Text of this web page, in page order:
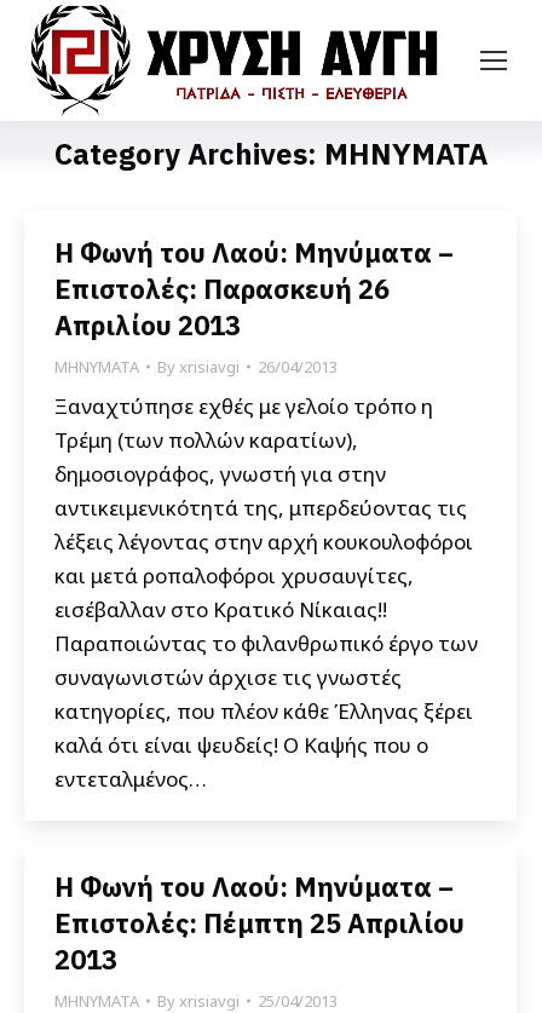
Category Archives: ΜΗΝΥΜΑΤΑ
Η Φωνή του Λαού: Μηνύματα –
Επιστολές: Παρασκευή 26
Απριλίου 2013
ΜΗΝΥΜΑΤΑ Byxrisiavgi 26/04/2013
Ξαναχτύπησε εχθές με γελοίο τρόπο η
Τρέμη (των πολλών καρατίων),
δημοσιογράφος, γνωστή για στην
αντικειμενικότητά της, μπερδεύοντας τις
λέξεις λέγοντας στην αρχή κουκουλοφόροι
και μετά ροπαλοφόροι χρυσαυγίτες,
εισέβαλλαν στο Κρατικό Νίκαιας!!
Παραποιώντας το φιλανθρωπικό έργο των
συναγωνιστών άρχισε τις γνωστές
κατηγορίες, που πλέον κάθε Έλληνας ξέρει
καλά ότι είναι ψευδείς! Ο Καψής που ο
εντεταλμένος…
Η Φωνή του Λαού: Μηνύματα –
Επιστολές: Πέμπτη 25 Απριλίου
2013
ΜΗΝΥΜΑΤΑ Byxrisiavgi 25/04/2013